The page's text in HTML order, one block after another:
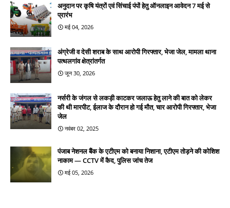
अनुदान पर कृषि यंत्रों एवं सिंचाई पंपों हेतु ऑनलाइन आवेदन 7 मई से
प्रारंभ
मई 04, 2026
अंग्रेजी व देसी शराब के साथ आरोपी गिरफ्तार, भेजा जेल, मामला थाना
पत्थलगांव क्षेत्रांतर्गत
जून 30, 2026
नर्सरी के जंगल से लकड़ी काटकर जलाऊ हेतु लाने की बात को लेकर
की थी मारपीट, ईलाज के दौरान हो गई मौत, चार आरोपी गिरफ्तार, भेजा
जेल
नवंबर 02, 2025
पंजाब नेशनल बैंक के एटीएम को बनाया निशाना, एटीएम तोड़ने की कोशिश
नाकाम — CCTV में कैद, पुलिस जांच तेज
मई 05, 2026